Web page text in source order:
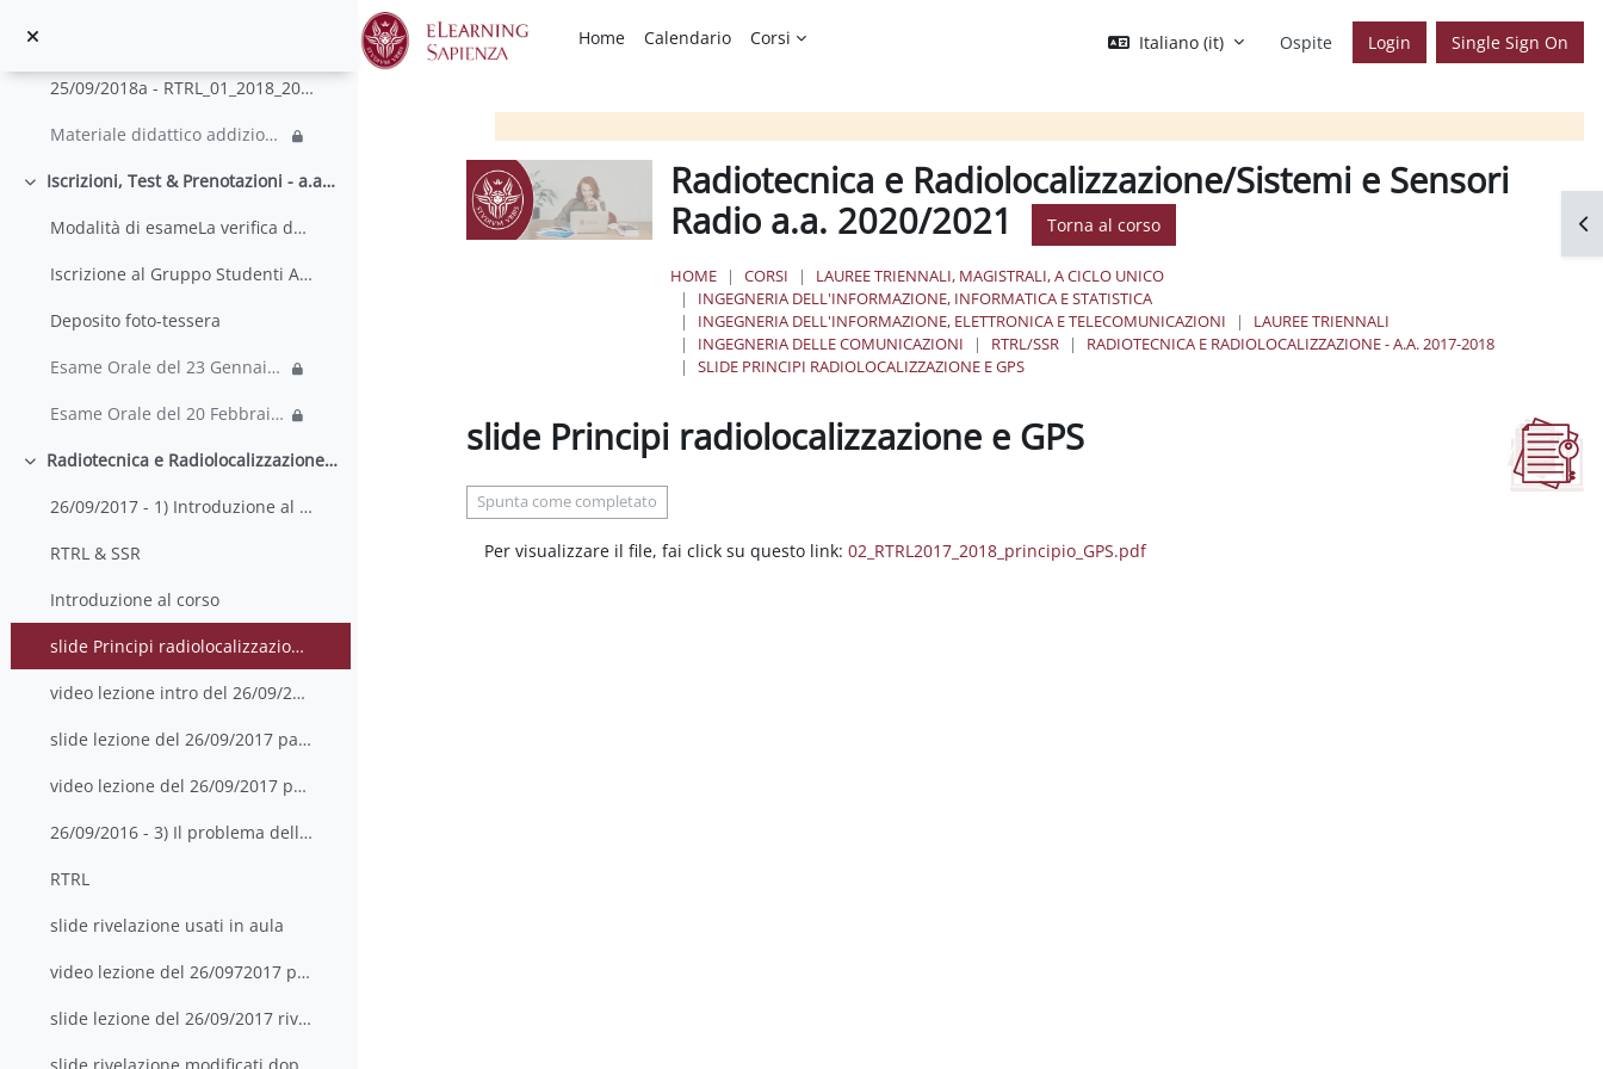
Home
Calendario Corsi Italiano ‎(it)‎ Ospite Login Single Sign On
25/09/2018a - RTRL_01_2018_2019_rivelazione ...
Materiale didattico addizionale password per ...
Minimizza Iscrizioni, Test & Prenotazioni - a.a. 2018-2019
Modalità di esameLa verifica dell'apprendimento&nb...
Iscrizione al Gruppo Studenti Attivi - corso a.a. ...
Deposito foto-tessera
Esame Orale del 23 Gennaio 2019
Esame Orale del 20 Febbraio 2019
Minimizza Radiotecnica e Radiolocalizzazione - a.a. 2017-2018
26/09/2017 - 1) Introduzione al corso; 2) basi del...
RTRL & SSR
Introduzione al corso
slide Principi radiolocalizzazione e GPS
video lezione intro del 26/09/2017
slide lezione del 26/09/2017 parte 2 con appunti
video lezione del 26/09/2017 parte 2
26/09/2016 - 3) Il problema della rivelazione, Pfa...
RTRL
slide rivelazione usati in aula
video lezione del 26/0972017 parte 3
slide lezione del 26/09/2017 rivelazione con appunti
Radiotecnica e Radiolocalizzazione/Sistemi e Sensori
Radio a.a. 2020/2021
Torna al corso
HOME CORSI
LAUREE TRIENNALI, MAGISTRALI, A CICLO UNICO
INGEGNERIA DELL'INFORMAZIONE, INFORMATICA E STATISTICA
INGEGNERIA DELL'INFORMAZIONE, ELETTRONICA E TELECOMUNICAZIONI
LAUREE TRIENNALI
INGEGNERIA DELLE COMUNICAZIONI
RTRL/SSR
RADIOTECNICA E RADIOLOCALIZZAZIONE - A.A. 2017-2018
SLIDE PRINCIPI RADIOLOCALIZZAZIONE E GPS
slide Principi radiolocalizzazione e GPS
Spunta come completato
Per visualizzare il file, fai click su questo link: 02_RTRL2017_2018_principio_GPS.pdf